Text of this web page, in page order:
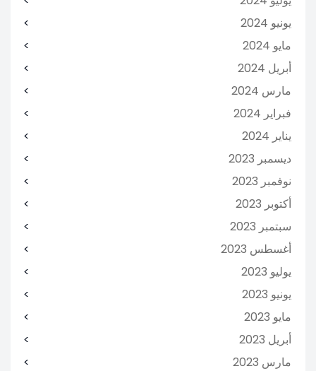
يونيو 2024
مايو 2024
أبريل 2024
مارس 2024
فبراير 2024
يناير 2024
ديسمبر 2023
نوفمبر 2023
أكتوبر 2023
سبتمبر 2023
أغسطس 2023
يوليو 2023
يونيو 2023
مايو 2023
أبريل 2023
مارس 2023